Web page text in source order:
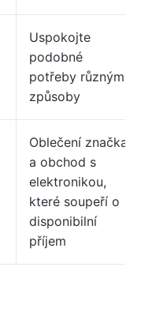
Uspokojte
podobné
potřeby různými
způsoby
Oblečení značka
a obchod s
elektronikou,
které soupeří o
disponibilní
příjem